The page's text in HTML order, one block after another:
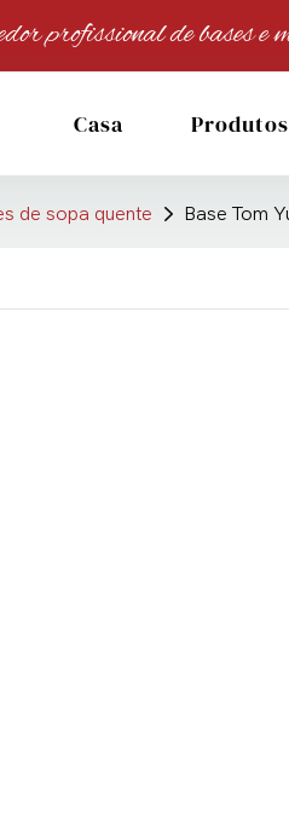
profissional de bases e
Casa Produtos
de sopa quente Base Tom